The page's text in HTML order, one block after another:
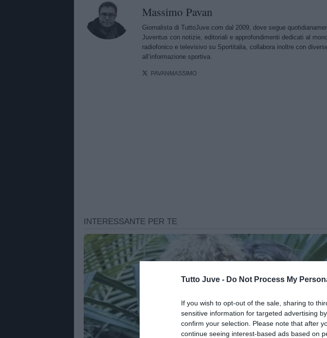
Tutto Juve - Do Not Process My
If you wish to opt-out of the sale, sharing to
sensitive information for targeted advertising
confirm your selection. Please note that after
continue seeing interest-based ads based on
Massimo Pavan
Giornalista di TuttoJuve.com dal 2009, dove segue
Juventus con notizie, editoriali e approfondimenti dedicati al
radiofonico e televisivo su Sportitalia, collabora inoltre con
all’informazione sportiva.
PAVANMASSIMO